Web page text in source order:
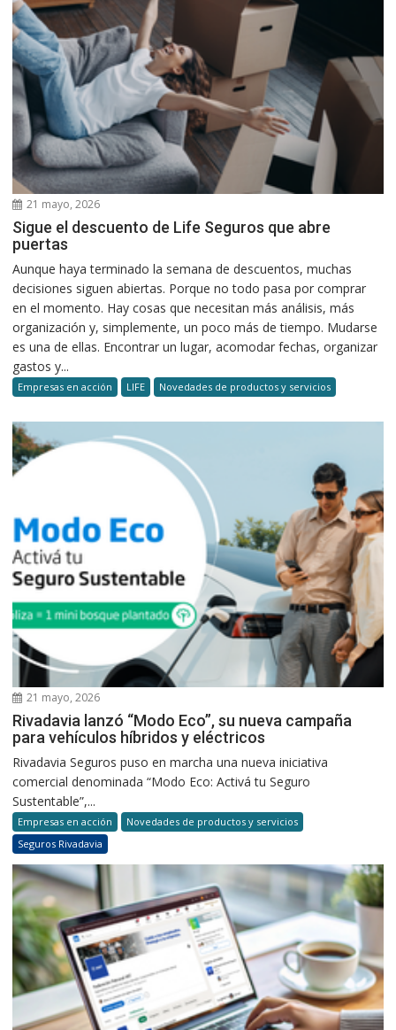
21 mayo, 2026
Sigue el descuento de Life Seguros que abre
puertas
Aunque haya terminado la semana de descuentos, muchas
decisiones siguen abiertas. Porque no todo pasa por comprar
en el momento. Hay cosas que necesitan más análisis, más
organización y, simplemente, un poco más de tiempo. Mudarse
es una de ellas. Encontrar un lugar, acomodar fechas, organizar
gastos y...
Empresas en acción LIFE Novedades de productos y servicios
21 mayo, 2026
Rivadavia lanzó “Modo Eco”, su nueva campaña
para vehículos híbridos y eléctricos
Rivadavia Seguros puso en marcha una nueva iniciativa
comercial denominada “Modo Eco: Activá tu Seguro
Sustentable”,...
Empresas en acción
Novedades de productos y servicios
Seguros Rivadavia